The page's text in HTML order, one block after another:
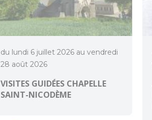
du lundi 6 juillet 2026 au vendredi
28 août 2026
VISITES GUIDÉES CHAPELLE
SAINT-NICODÈME